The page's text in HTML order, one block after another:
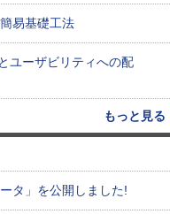
易基礎工法
ユーザビリティへの配
もっと見る
タ」を公開しました!